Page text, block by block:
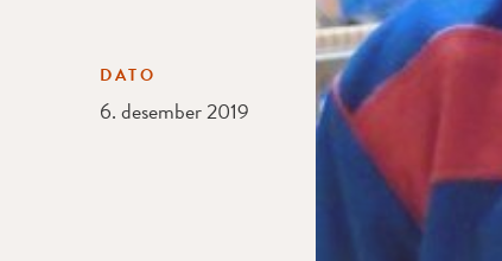
DATO
6. desember 2019